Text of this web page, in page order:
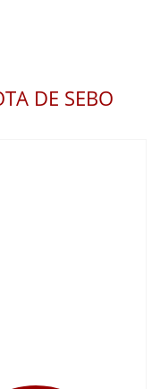
DE SEBO